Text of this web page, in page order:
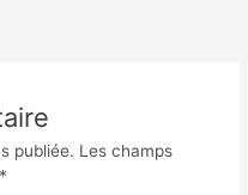
publiée. Les champs
*